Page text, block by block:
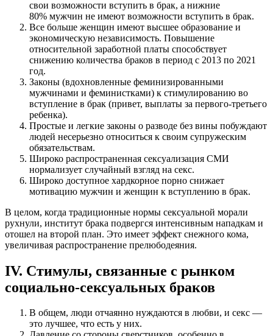
свои возможности вступить в брак, а нижние
80% мужчин не имеют возможности вступить в брак.
Все больше женщин имеют высшее образование и
экономическую независимость. Повышение
относительной заработной платы способствует
снижению количества браков в период с 2013 по 2021
год.
Законы (вдохновленные феминизированными
мужчинами и феминистками) к стимулированию во
вступление в брак (привет, выплаты за первого-третьего
ребенка).
Простые и легкие законы о разводе без вины побуждают
людей несерьезно относиться к своим супружеским
обязательствам.
Широко распространенная сексуализация СМИ
нормализует случайный взгляд на секс.
Широко доступное хардкорное порно снижает
мотивацию мужчин и женщин к вступлению в брак.
В целом, когда традиционные нормы сексуальной морали
рухнули, институт брака подвергся интенсивным нападкам и
отошел на второй план. Это имеет эффект снежного кома,
увеличивая распространение прелюбодеяния.
IV. Стимулы, связанные с рынком
социально-сексуальных браков
В общем, люди отчаянно нуждаются в любви, и секс —
это лучшее, что есть у них.